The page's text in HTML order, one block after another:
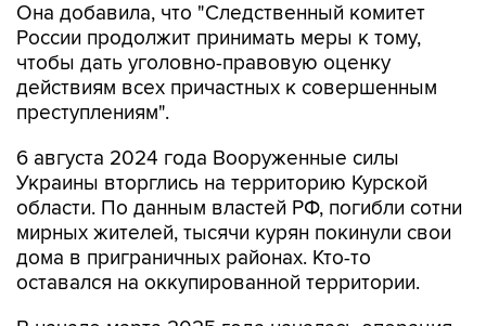
Она добавила, что "Cледственный комитет
России продолжит принимать меры к тому,
чтобы дать уголовно-правовую оценку
действиям всех причастных к совершенным
преступлениям".
6 августа 2024 года Вооруженные силы
Украины вторглись на территорию Курской
области. По данным властей РФ, погибли сотни
мирных жителей, тысячи курян покинули свои
дома в приграничных районах. Кто-то
оставался на оккупированной территории.